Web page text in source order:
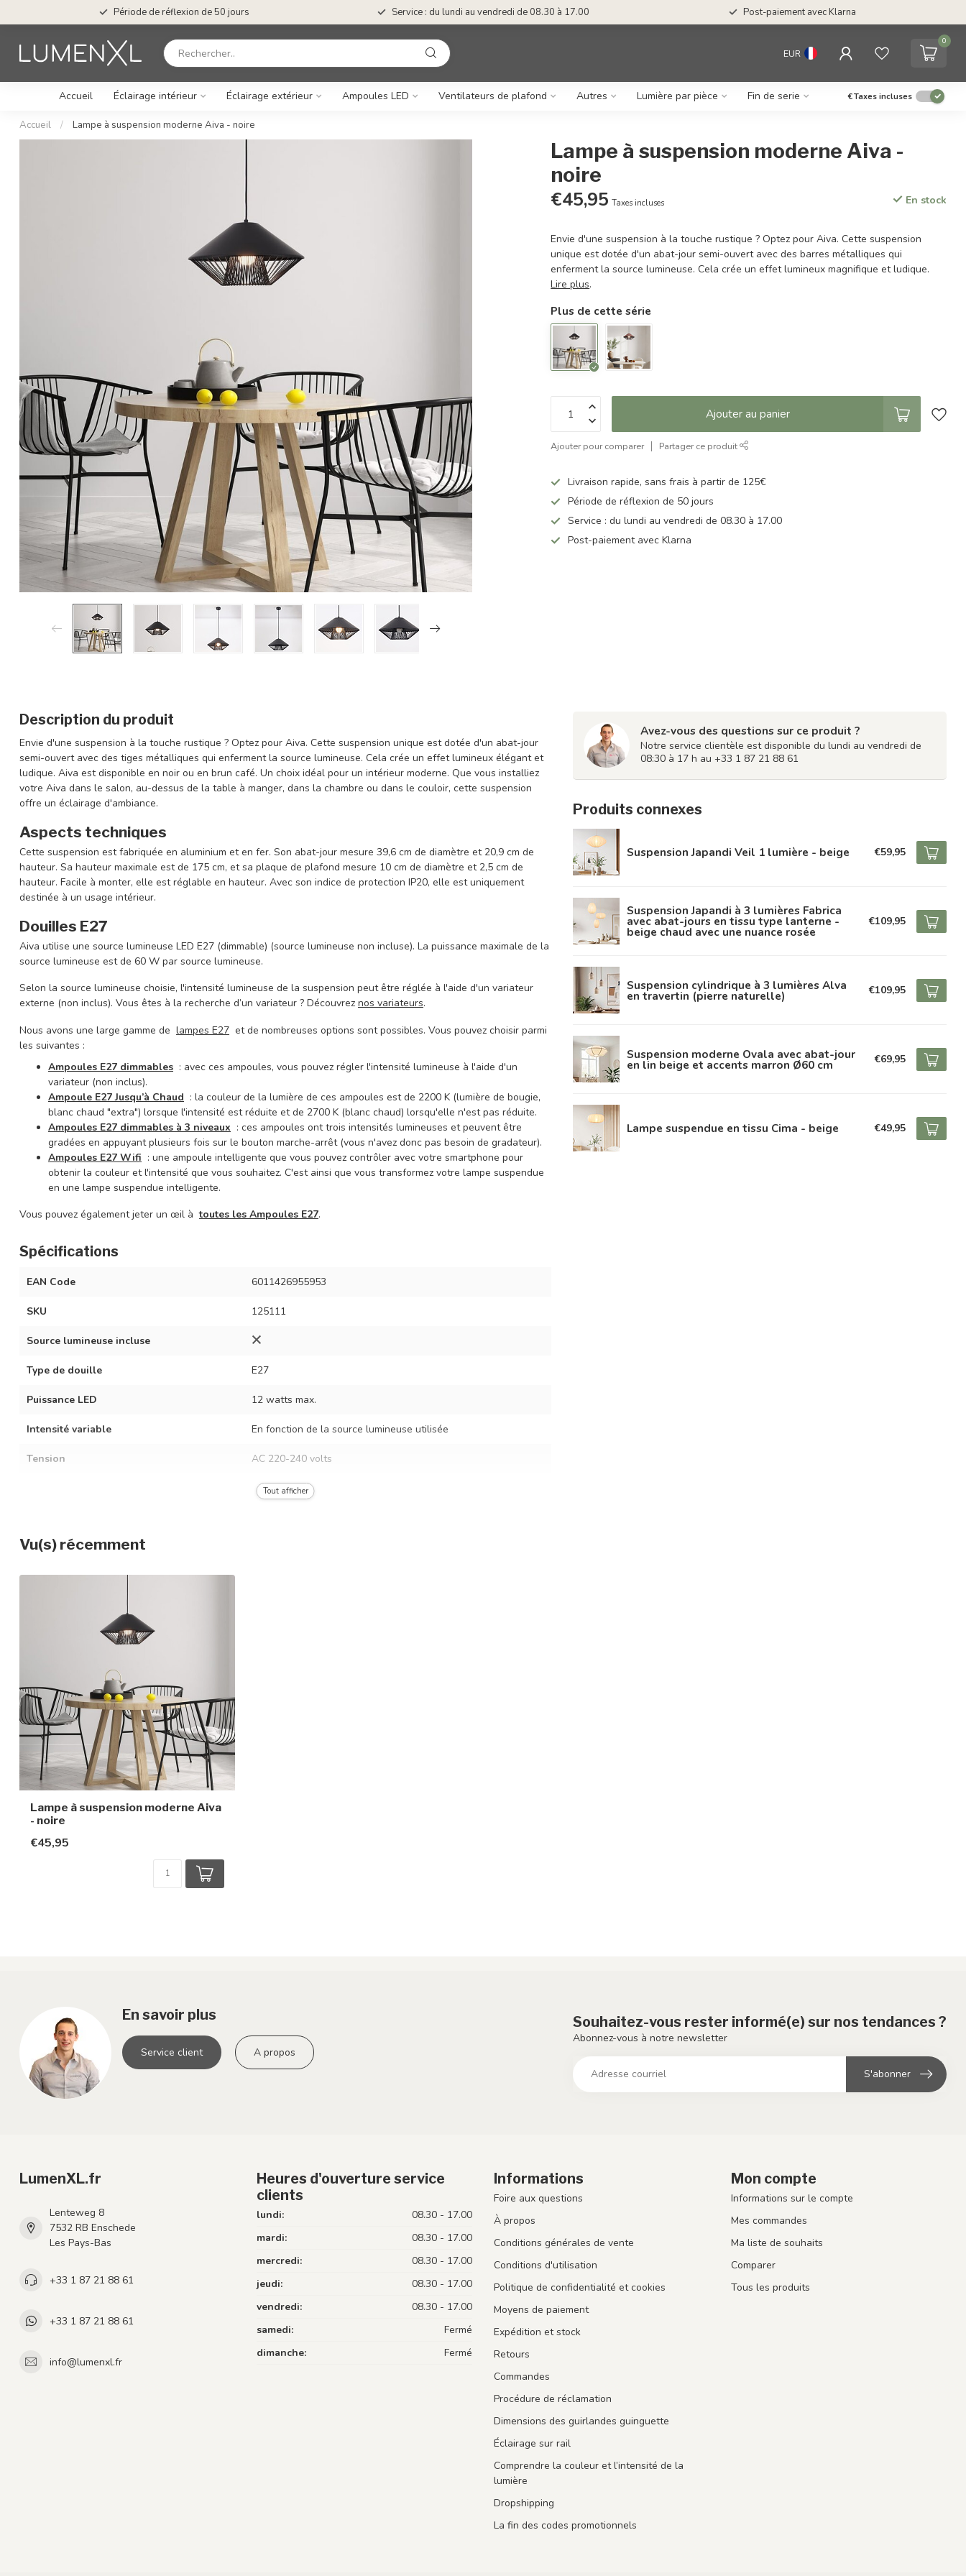
Période de réflexion de 50 jours Service : du lundi au vendredi de 08.30 à 17.00 Post-paiement avec Klarna
EUR
0
Accueil Éclairage intérieur Éclairage extérieur Ampoules LED Ventilateurs de plafond Autres Lumière par pièce Fin de serie €Taxes incluses
Accueil / Lampe à suspension moderne Aiva - noire
Lampe à suspension moderne Aiva -
noire
€45,95 Taxes incluses En stock
Envie d'une suspension à la touche rustique ? Optez pour Aiva. Cette suspension
unique est dotée d'un abat-jour semi-ouvert avec des barres métalliques qui
enferment la source lumineuse. Cela crée un effet lumineux magnifique et ludique.
Lire plus.
Plus de cette série
Ajouter au panier
Ajouter pour comparer Partager ce produit
Livraison rapide, sans frais à partir de 125€
Période de réflexion de 50 jours
Service : du lundi au vendredi de 08.30 à 17.00
Post-paiement avec Klarna
Description du produit
Envie d'une suspension à la touche rustique ? Optez pour Aiva. Cette suspension unique est dotée d'un abat-jour
semi-ouvert avec des tiges métalliques qui enferment la source lumineuse. Cela crée un effet lumineux élégant et
ludique. Aiva est disponible en noir ou en brun café. Un choix idéal pour un intérieur moderne. Que vous installiez
votre Aiva dans le salon, au-dessus de la table à manger, dans la chambre ou dans le couloir, cette suspension
offre un éclairage d'ambiance.
Aspects techniques
Cette suspension est fabriquée en aluminium et en fer. Son abat-jour mesure 39,6 cm de diamètre et 20,9 cm de
hauteur. Sa hauteur maximale est de 175 cm, et sa plaque de plafond mesure 10 cm de diamètre et 2,5 cm de
hauteur. Facile à monter, elle est réglable en hauteur. Avec son indice de protection IP20, elle est uniquement
destinée à un usage intérieur.
Douilles E27
Aiva utilise une source lumineuse LED E27 (dimmable) (source lumineuse non incluse). La puissance maximale de la
source lumineuse est de 60 W par source lumineuse.
Selon la source lumineuse choisie, l'intensité lumineuse de la suspension peut être réglée à l'aide d'un variateur
externe (non inclus). Vous êtes à la recherche d’un variateur ? Découvrez nos variateurs.
Nous avons une large gamme de lampes E27 et de nombreuses options sont possibles. Vous pouvez choisir parmi
les suivantes :
Ampoules E27 dimmables : avec ces ampoules, vous pouvez régler l'intensité lumineuse à l'aide d'un
variateur (non inclus).
Ampoule E27 Jusqu’à Chaud : la couleur de la lumière de ces ampoules est de 2200 K (lumière de bougie,
blanc chaud "extra") lorsque l'intensité est réduite et de 2700 K (blanc chaud) lorsqu'elle n'est pas réduite.
Ampoules E27 dimmables à 3 niveaux : ces ampoules ont trois intensités lumineuses et peuvent être
gradées en appuyant plusieurs fois sur le bouton marche-arrêt (vous n'avez donc pas besoin de gradateur).
Ampoules E27 Wifi : une ampoule intelligente que vous pouvez contrôler avec votre smartphone pour
obtenir la couleur et l'intensité que vous souhaitez. C'est ainsi que vous transformez votre lampe suspendue
en une lampe suspendue intelligente.
Vous pouvez également jeter un œil àtoutes les Ampoules E27.
Spécifications
EAN Code 6011426955953
SKU 125111
Source lumineuse incluse
Type de douille E27
Puissance LED 12 watts max.
Intensité variable En fonction de la source lumineuse utilisée
Tension AC 220-240 volts
50/60 Hz
Matériau
Dimensions
Indice de protection
Capteur
Tout afficher
Avez-vous des questions sur ce produit ?
Notre service clientèle est disponible du lundi au vendredi de
08:30 à 17 h au +33 1 87 21 88 61
Produits connexes
Suspension Japandi Veil 1 lumière - beige €59,95
Suspension Japandi à 3 lumières Fabrica
avec abat-jours en tissu type lanterne -
beige chaud avec une nuance rosée
€109,95
Suspension cylindrique à 3 lumières Alva
en travertin (pierre naturelle) €109,95
Suspension moderne Ovala avec abat-jour
en lin beige et accents marron Ø60 cm €69,95
Lampe suspendue en tissu Cima - beige €49,95
Vu(s) récemment
Lampe à suspension moderne Aiva
- noire
€45,95
En savoir plus
Service client A propos
Souhaitez-vous rester informé(e) sur nos tendances ?
Abonnez-vous à notre newsletter
S'abonner
LumenXL.fr
Lenteweg 8
7532 RB Enschede
Les Pays-Bas
+33 1 87 21 88 61
+33 1 87 21 88 61
info@lumenxl.fr
Heures d'ouverture service
clients
lundi:
08.30 - 17.00
mardi:
08.30 - 17.00
mercredi:
08.30 - 17.00
jeudi:
08.30 - 17.00
vendredi:
08.30 - 17.00
samedi:
Fermé
dimanche:
Fermé
Informations
Foire aux questions
À propos
Conditions générales de vente
Conditions d'utilisation
Politique de confidentialité et cookies
Moyens de paiement
Expédition et stock
Retours
Commandes
Procédure de réclamation
Dimensions des guirlandes guinguette
Éclairage sur rail
Comprendre la couleur et l’intensité de la
lumière
Dropshipping
La fin des codes promotionnels
Mon compte
Informations sur le compte
Mes commandes
Ma liste de souhaits
Comparer
Tous les produits